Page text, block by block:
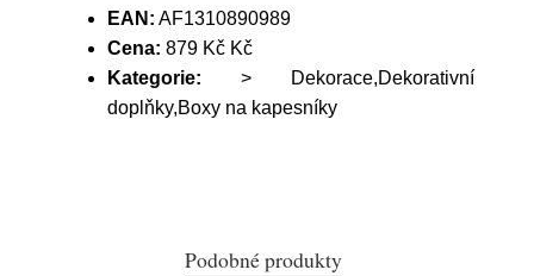
EAN: AF1310890989
Cena: 879 Kč Kč
Kategorie: > Dekorace,Dekorativní
doplňky,Boxy na kapesníky
Podobné produkty